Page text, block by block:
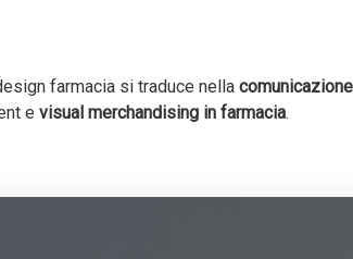
farmacia si traduce nella
e visual merchandising in farmacia.